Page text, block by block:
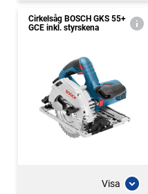
Cirkelsåg BOSCH GKS 55+
GCE inkl. styrskena
Visa